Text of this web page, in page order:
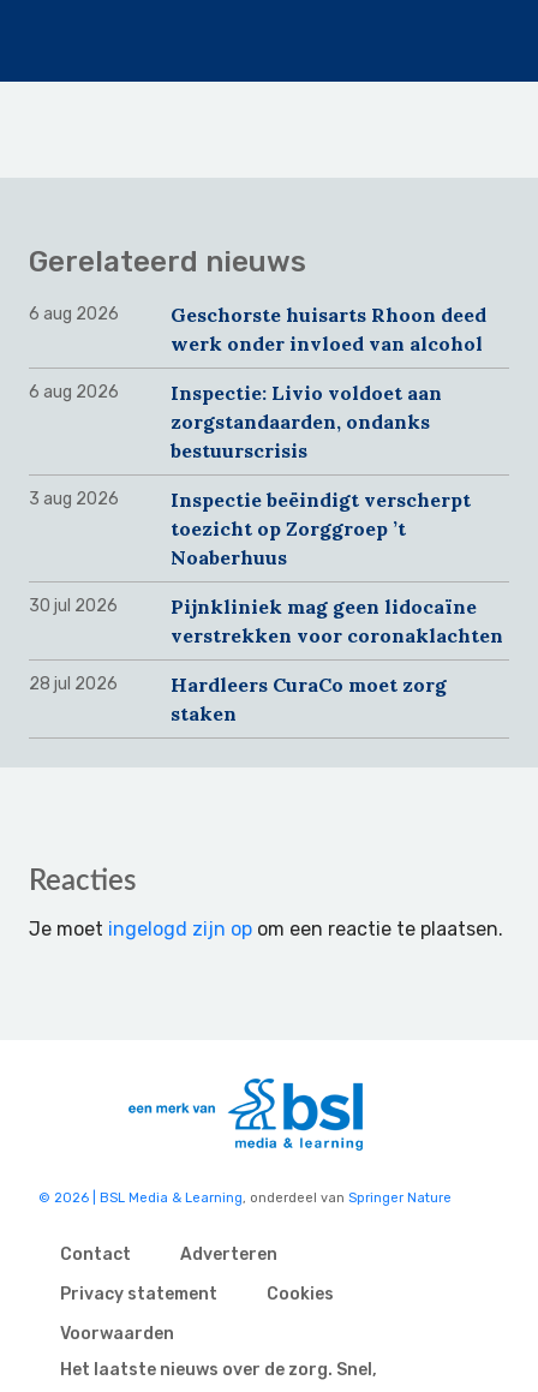
Gerelateerd nieuws
6 aug 2026
Geschorste huisarts Rhoon deed
werk onder invloed van alcohol
6 aug 2026
Inspectie: Livio voldoet aan
zorgstandaarden, ondanks
bestuurscrisis
3 aug 2026
Inspectie beëindigt verscherpt
toezicht op Zorggroep ’t
Noaberhuus
30 jul 2026
Pijnkliniek mag geen lidocaïne
verstrekken voor coronaklachten
28 jul 2026
Hardleers CuraCo moet zorg
staken
Reader
Reacties
Je moet ingelogd zijn op om een reactie te plaatsen.
© 2026 | BSL Media & Learning , onderdeel van Springer Nature
Contact
Adverteren
Privacy statement
Cookies
Voorwaarden
Het laatste nieuws over de zorg. Snel,